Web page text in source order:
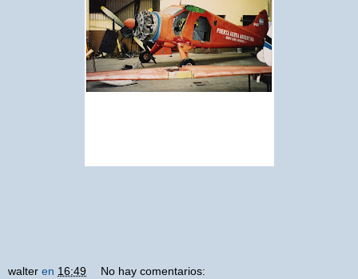
walter en 16:49 No hay comentarios: